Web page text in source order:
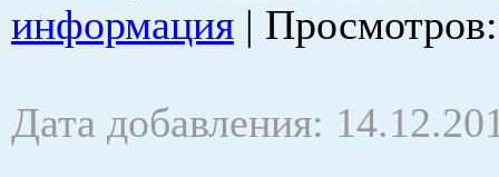
информация | Просмотров
Дата добавления: